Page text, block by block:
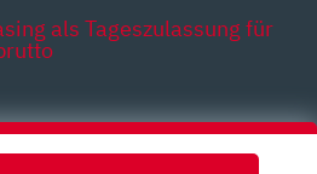
als Tageszulassung für